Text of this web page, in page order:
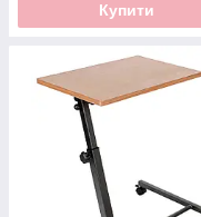
Купити